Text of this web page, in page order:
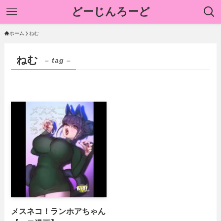
どーじんろーど
ホーム ねむ
ねむ – tag –
メスネコ！ランホアちゃん